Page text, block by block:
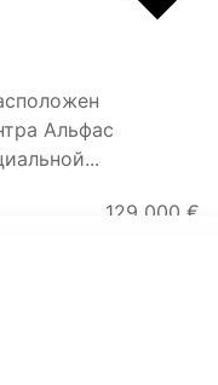
Альфас
129 000 €